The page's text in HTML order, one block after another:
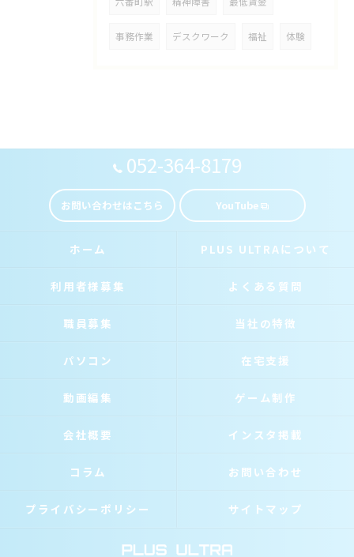
事務作業 デスクワーク 福祉 体験
052-364-8179
お問い合わせはこちら YouTube
ホーム PLUS ULTRAについて
利用者様募集 よくある質問
職員募集 当社の特徴
パソコン 在宅支援
動画編集 ゲーム制作
会社概要 インスタ掲載
コラム お問い合わせ
プライバシーポリシー サイトマップ